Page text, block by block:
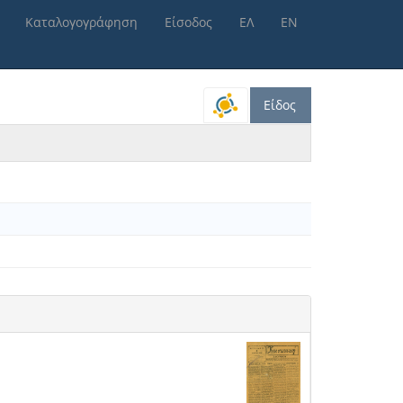
Καταλογογράφηση Είσοδος ΕΛ ΕΝ
Είδος